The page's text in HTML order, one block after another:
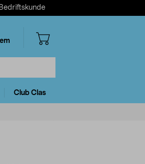
Bedriftskunde
Club Clas